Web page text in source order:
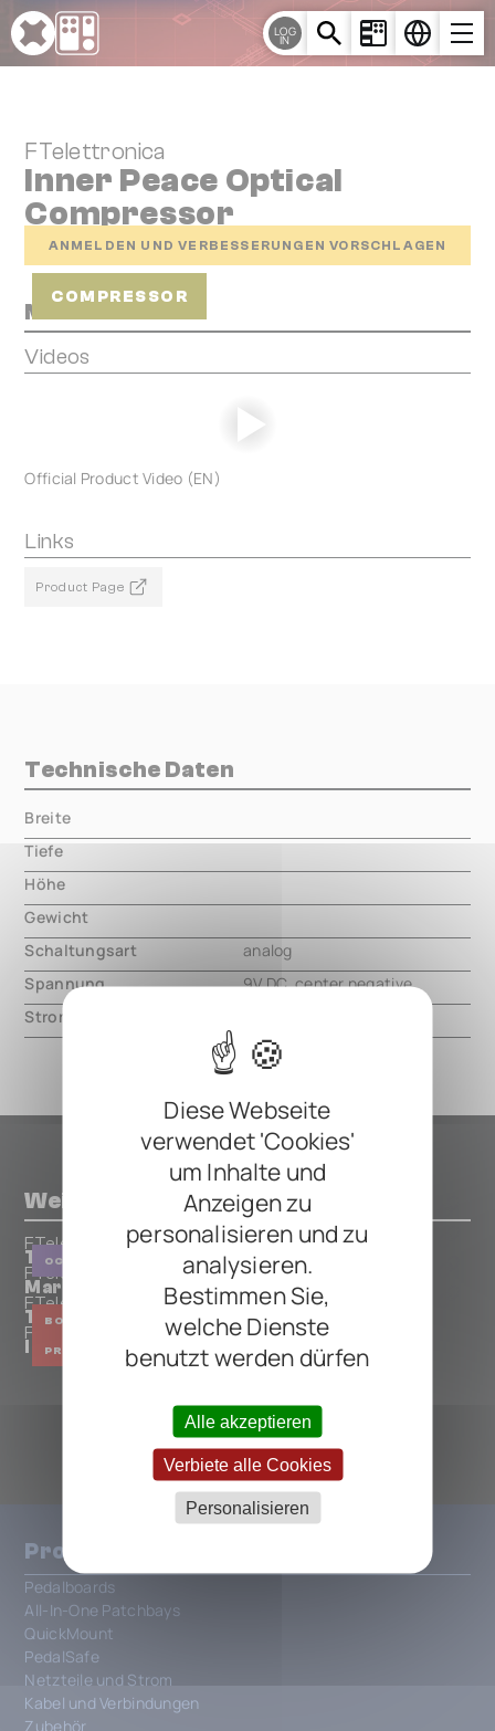
Cookie-Einstellungen
Diese Webseite
verwendet 'Cookies'
um Inhalte und
Anzeigen zu
personalisieren und zu
analysieren.
Bestimmen Sie,
welche Dienste
benutzt werden dürfen
Alle akzeptieren
Verbiete alle Cookies
Personalisieren
LOG
IN
FTelettronica
Inner Peace Optical
Compressor
ANMELDEN UND VERBESSERUNGEN VORSCHLAGEN
COMPRESSOR
Media
Videos
Official Product Video (EN)
Links
Product Page
Technische Daten
Breite
Tiefe
000.00 mm
Höhe
Gewicht
Schaltungsart
analog
Spannung
9V DC, center negative
Strom
Weitere Pedals von FTelettronica
OCTAVER
FTelettronica
Tetractave Analog Octaver Red / Bordeaux
FTelettronica
Mars Compressor
BOOSTER
FTelettronica
Triple Booster
PREAMP EQUALIZER BOOSTER OVERDRIVE
FTelettronica
Instrument Voicing Preamp
ALLE FTELETTRONICA PEDALS
Produkte
Pedalboards
All-In-One Patchbays
QuickMount
PedalSafe
Netzteile und Strom
Kabel und Verbindungen
Zubehör